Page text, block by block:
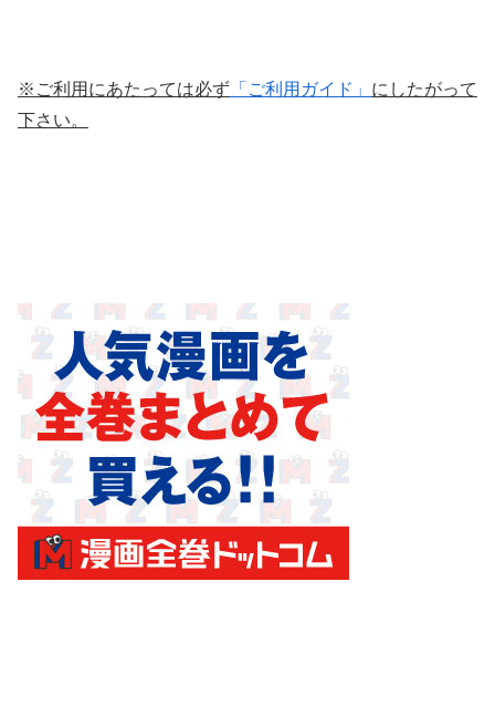
※ご利用にあたっては必ず 「ご利用ガイド」 にしたがって
下さい。